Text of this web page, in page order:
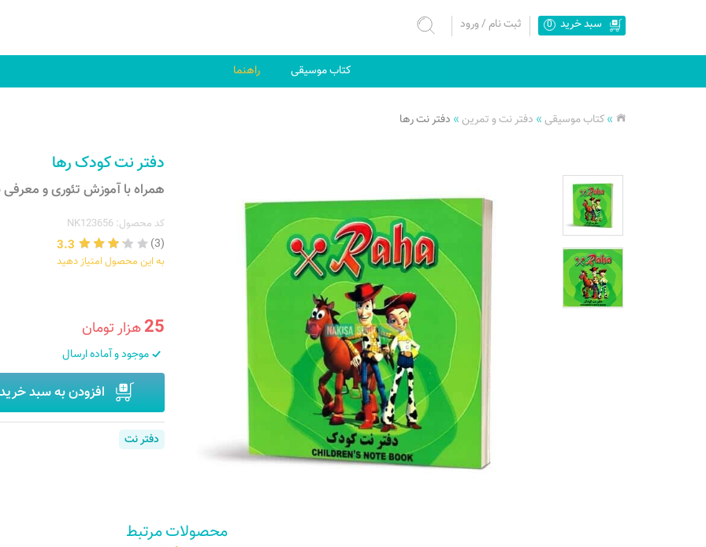
سبد خرید 0 ثبت نام/ورود
کتاب موسیقی راهنما
»کتاب موسیقی » دفتر نت و تمرین » دفتر نت رها
دفتر نت کودک رها
همراه با آموزش تئوری و معرفی
کد محصول: NK123656
(3)
3.3
به این محصول امتیاز دهید
25هزار تومان
موجود و آماده ارسال
افزودن به سبد
دفتر نت
محصولات مرتبط